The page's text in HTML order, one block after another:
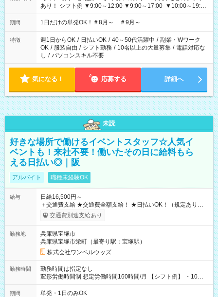
あり！ シフト例 ▼9:00～12:00 ▼9:00～17:00 ▼10:00～19:00
▼18:00～21:00
期間 1日だけの単発OK！＃8月～ ＃9月～
特徴 週1日からOK / 日払いOK / 40～50代活躍中 / 副業・Wワーク
OK / 服装自由 / シフト勤務 / 10名以上の大量募集 / 電話対応な
し / パソコンスキル不要
気になる！ 応募する 詳細へ
未読
好きな場所で働けるイベントスタッフ☆人気イ
ベントも！来社不要！働いたその日に給料もら
える日払い◎｜阪
アルバイト 職種未経験OK
給与
日給16,500円～
＋交通費支給 ★交通費全額支給！ ★日払いOK！（規定あり） ┗
働いたその日に現金GET♪ お仕事後はコンビニATMから 日払
交通費別途支給あり
勤務地
兵庫県宝塚市
兵庫県宝塚市栄町（最寄り駅：宝塚駅）
株式会社ワンベルウッズ
勤務時間
勤務時間は指定なし
変形労働時間制 想定労働時間160時間/月 【シフト例】 ・10：
00～20：00
期間 単発・1日のみOK